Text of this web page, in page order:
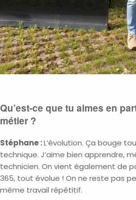
Qu’est-ce que tu aimes en
métier ?
Stéphane :L’évolution. Ça bouge
technique. J’aime bien apprendre,
technicien. On vient également de
365, tout évolue ! On ne reste pas
même travail répétitif.